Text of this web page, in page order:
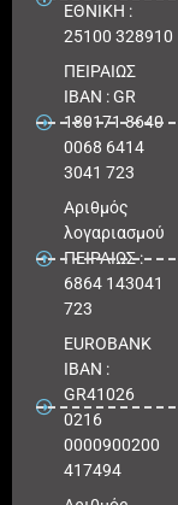
ΕΘΝΙΚΗ :
25100 328910
ΠΕΙΡΑΙΩΣ
IBAN : GR
180171 8640
0068 6414
3041 723
Αριθμός
λογαριασμού
ΠΕΙΡΑΙΩΣ :
6864 143041
723
EUROBANK
IBAN :
GR41026
0216
0000900200
417494